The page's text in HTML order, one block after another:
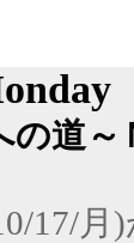
の道
17/月 )